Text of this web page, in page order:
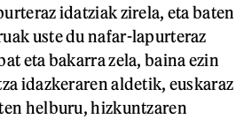
idatziak zirela, eta baten
uste du nafar-lapurteraz
eta bakarra zela, baina ezin
idazkeraren aldetik, euskaraz
helburu, hizkuntzaren